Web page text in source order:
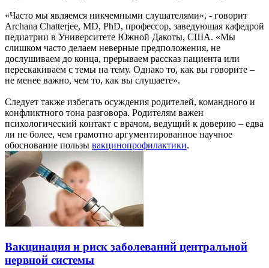
«Часто мы являемся никчемными слушателями», - говорит
Archana Chatterjee, MD, PhD, профессор, заведующая кафедрой
педиатрии в Университете Южной Дакоты, США. «Мы
слишком часто делаем неверные предположения, не
дослушиваем до конца, прерываем рассказ пациента или
перескакиваем с темы на тему. Однако то, как вы говорите –
не менее важно, чем то, как вы слушаете».
Следует также избегать осуждения родителей, командного и
конфликтного тона разговора. Родителям важен
психологический контакт с врачом, ведущий к доверию – едва
ли не более, чем грамотно аргументированное научное
обоснование пользы вакцинопрофилактики.
Вакцинация и риск заболеваний центральной
нервной системы